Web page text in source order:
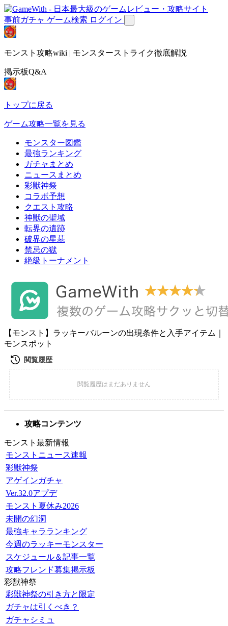
事前ガチャ ゲーム検索 ログイン
モンスト攻略wiki | モンスターストライク徹底解説
掲示板Q&A
トップに戻る
ゲーム攻略一覧を見る
モンスター図鑑
最強ランキング
ガチャまとめ
ニュースまとめ
彩獣神祭
コラボ予想
クエスト攻略
神獣の聖域
転界の遺跡
破界の星墓
禁忌の獄
絶級トーナメント
【モンスト】ラッキーバルーンの出現条件と入手アイテム｜
モンスポット
攻略コンテンツ
モンスト最新情報
モンストニュース速報
彩獣神祭
アゲインガチャ
Ver.32.0アプデ
モンスト夏休み2026
未開の幻洞
最強キャラランキング
今週のラッキーモンスター
スケジュール＆記事一覧
攻略フレンド募集掲示板
彩獣神祭
彩獣神祭の引き方と限定
ガチャは引くべき？
ガチャシミュ